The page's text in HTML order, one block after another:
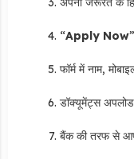
“Apply Now
फॉर्म में नाम,
डॉक्यूमेंट्स
बैंक की तरफ से